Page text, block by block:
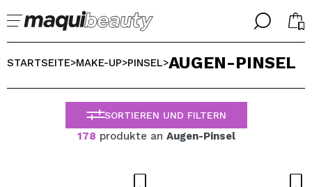
╳
WILLKOMMEN!
╳
WÄHLE DEINE SPRACHE
ALEMAN
ESPAÑOL
ENGLISH
FRANCES
PORTUGUESE
STARTSEITE>MAKE-UP>PINSEL>AUGEN-PINSEL
SORTIEREN UND FILTERN
178 produkte an Augen-Pinsel